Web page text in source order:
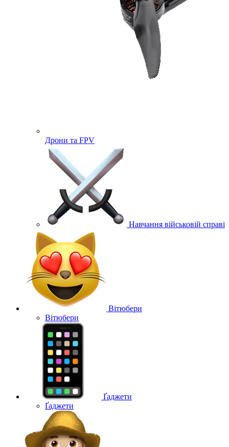
Дрони та FPV
Навчання військовій справі
Вітюбери
Вітюбери
Ґаджети
Ґаджети